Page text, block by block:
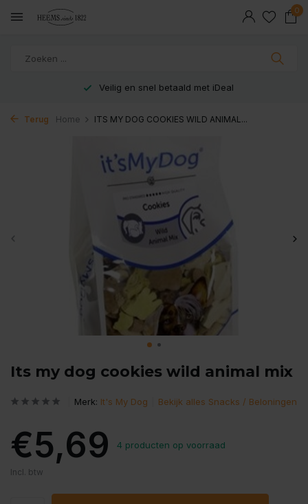
0
Veilig en snel betaald met iDeal
Terug Home ITS MY DOG COOKIES WILD ANIMAL...
Its my dog cookies wild animal mix
Merk: It's My Dog Bekijk alles Snacks / Beloningen
€5,69 4 producten op voorraad
Incl. btw